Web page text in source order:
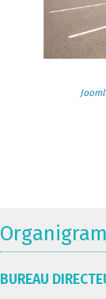
BUREAU